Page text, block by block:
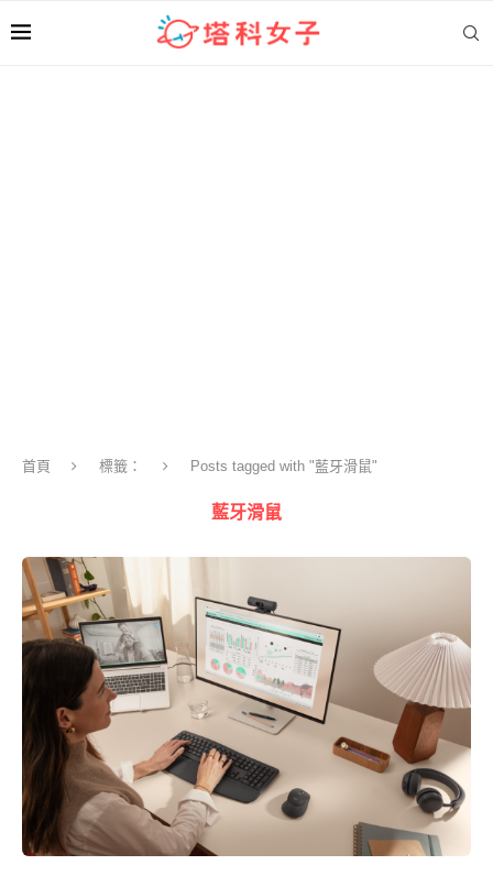
首頁 標籤： Posts tagged with "藍牙滑鼠"
藍牙滑鼠